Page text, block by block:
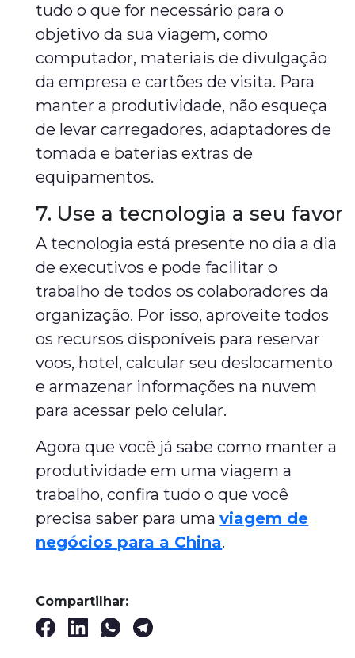
tudo o que for necessário para o
objetivo da sua viagem, como
computador, materiais de divulgação
da empresa e cartões de visita. Para
manter a produtividade, não esqueça
de levar carregadores, adaptadores de
tomada e baterias extras de
equipamentos.
7. Use a tecnologia a seu favor
A tecnologia está presente no dia a dia
de executivos e pode facilitar o
trabalho de todos os colaboradores da
organização. Por isso, aproveite todos
os recursos disponíveis para reservar
voos, hotel, calcular seu deslocamento
e armazenar informações na nuvem
para acessar pelo celular.
Agora que você já sabe como manter a
produtividade em uma viagem a
trabalho, confira tudo o que você
precisa saber para umaviagem de
negócios para a China.
Compartilhar: